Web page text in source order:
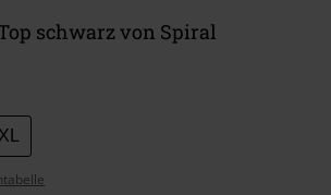
schwarz von Spiral